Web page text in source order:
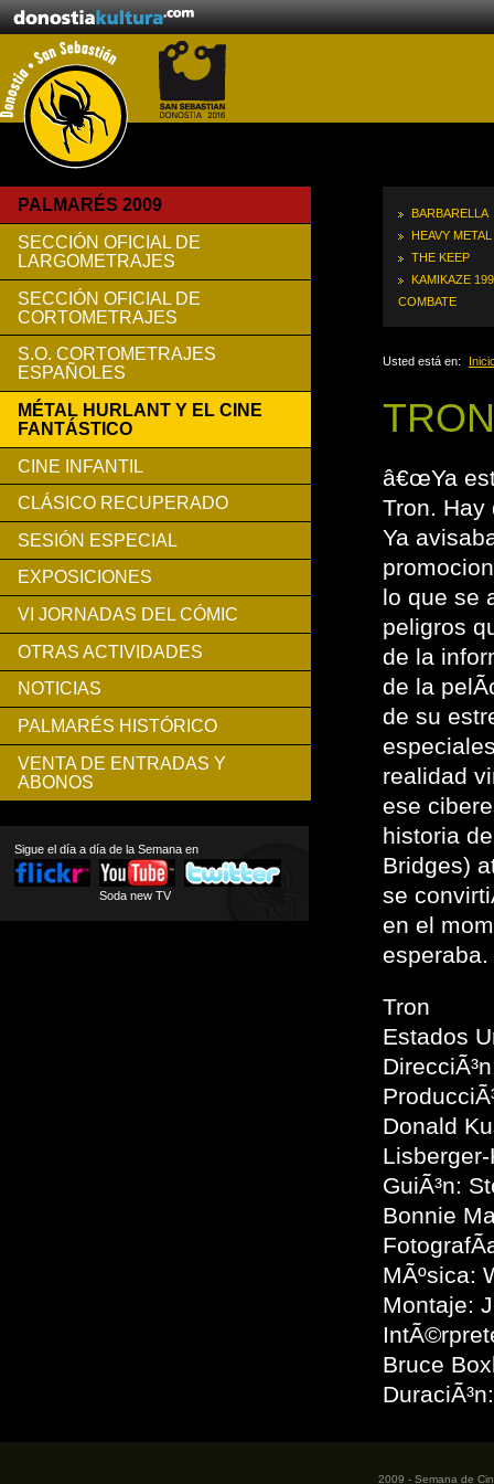
PALMARÉS 2009
SECCIÓN OFICIAL DE
LARGOMETRAJES
SECCIÓN OFICIAL DE
CORTOMETRAJES
S.O. CORTOMETRAJES
ESPAÑOLES
MÉTAL HURLANT Y EL CINE
FANTÁSTICO
CINE INFANTIL
CLÁSICO RECUPERADO
SESIÓN ESPECIAL
EXPOSICIONES
VI JORNADAS DEL CÓMIC
OTRAS ACTIVIDADES
NOTICIAS
PALMARÉS HISTÓRICO
VENTA DE ENTRADAS Y
ABONOS
Sigue el día a día de la Semana en
Soda new TV
BARBARELLA
HEAVY METAL
THE KEEP
KAMIKAZE
COMBATE
Usted está en:
â€œYa
Tron. Hay
Ya
lo que se
peligros
de la
de la
de su
realidad
ese
historia
Bridges)
se
en el
esperaba.
Tron
Estados
Donald
GuiÃ³n:
Bonnie
MÃºsica:
Montaje:
Bruce
2009 - Semana de